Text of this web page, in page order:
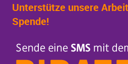
Unterstütze unsere
Spende!